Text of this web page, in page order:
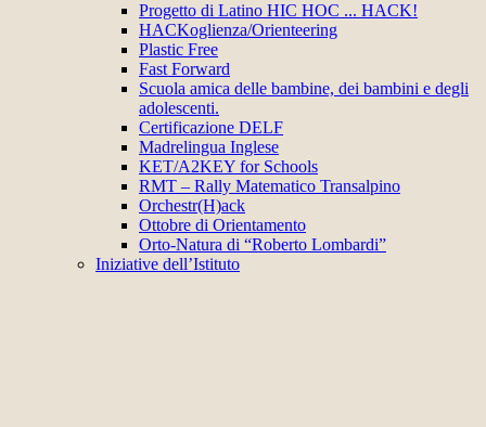
Progetto di Latino HIC HOC ... HACK!
HACKoglienza/Orienteering
Plastic Free
Fast Forward
Scuola amica delle bambine, dei bambini e degli
adolescenti.
Certificazione DELF
Madrelingua Inglese
KET/A2KEY for Schools
RMT – Rally Matematico Transalpino
Orchestr(H)ack
Ottobre di Orientamento
Orto-Natura di “Roberto Lombardi”
Iniziative dell’Istituto